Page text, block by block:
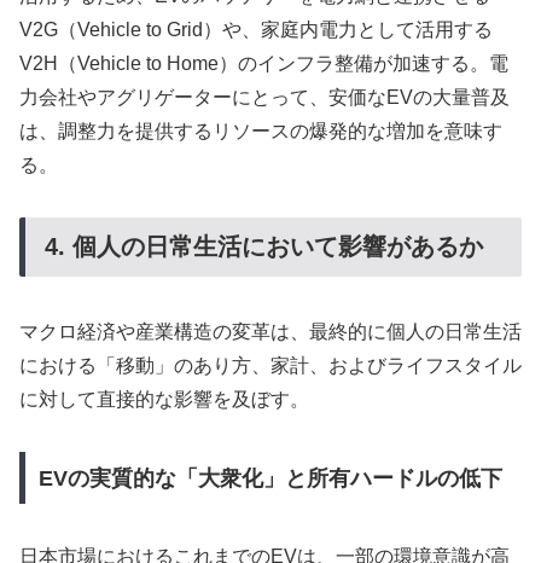
V2G（Vehicle to Grid）や、家庭内電力として活用する
V2H（Vehicle to Home）のインフラ整備が加速する。電
力会社やアグリゲーターにとって、安価なEVの大量普及
は、調整力を提供するリソースの爆発的な増加を意味す
る。
4. 個人の日常生活において影響があるか
マクロ経済や産業構造の変革は、最終的に個人の日常生活
における「移動」のあり方、家計、およびライフスタイル
に対して直接的な影響を及ぼす。
EVの実質的な「大衆化」と所有ハードルの低下
日本市場におけるこれまでのEVは、一部の環境意識が高